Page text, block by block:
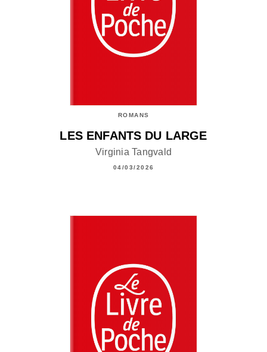
ROMANS
LES ENFANTS DU LARGE
Virginia Tangvald
04/03/2026